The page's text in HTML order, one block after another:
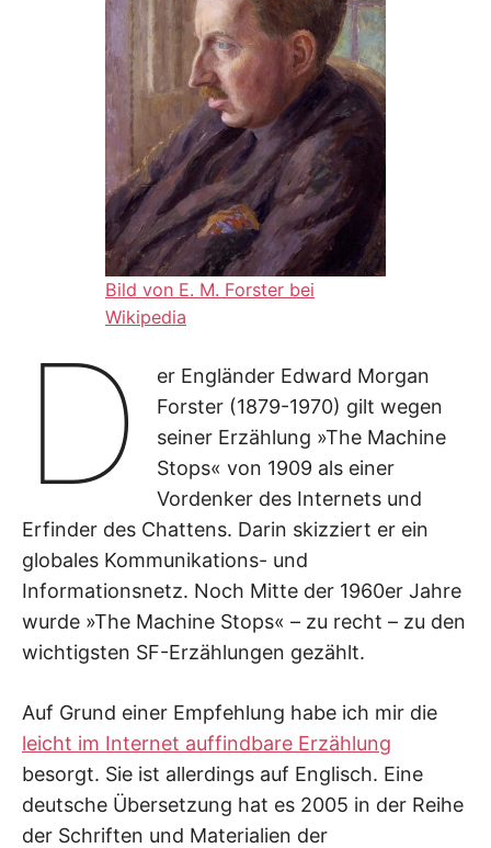
E
E
R
Bild von E. M. Forster bei
Wikipedia
D
er Engländer Edward Morgan
Forster (1879-1970) gilt wegen
seiner Erzählung »The Machine
Stops« von 1909 als einer
Vordenker des Internets und
Erfinder des Chattens. Darin skizziert er ein
globales Kommunikations- und
Informationsnetz. Noch Mitte der 1960er Jahre
wurde »The Machine Stops« – zu recht – zu den
wichtigsten SF-Erzählungen gezählt.
Auf Grund einer Empfehlung habe ich mir die
leicht im Internet auffindbare Erzählung
besorgt. Sie ist allerdings auf Englisch. Eine
deutsche Übersetzung hat es 2005 in der Reihe
der Schriften und Materialien der